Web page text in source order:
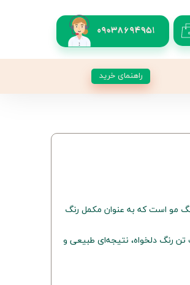
09038694951 ۰
راهنمای خرید
مو است که به عنوان مکمل رنگ
رنگ دلخواه، نتیجه‌ای طبیعی و